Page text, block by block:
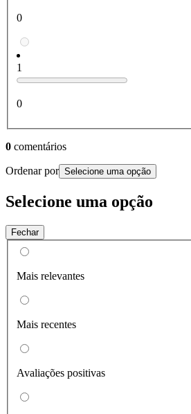
0
1
0
0 comentários
Ordenar por Selecione uma opção
Selecione uma opção
Fechar
Mais relevantes
Mais recentes
Avaliações positivas